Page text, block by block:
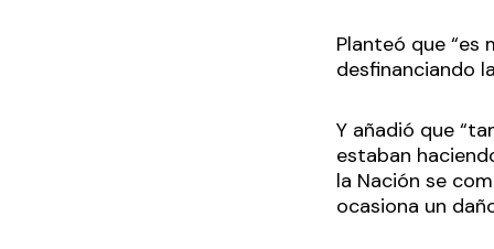
Planteó que “es
desfinanciando
Y añadió que
estaban
la Nación se
ocasiona un